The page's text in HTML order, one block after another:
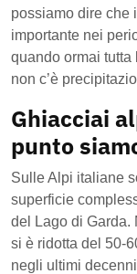
possiamo dire che
importante nei
quando ormai
non c’è
Ghiacciai
punto
Sulle Alpi italiane
superficie
del Lago di Garda.
si è ridotta del 50-
negli ultimi